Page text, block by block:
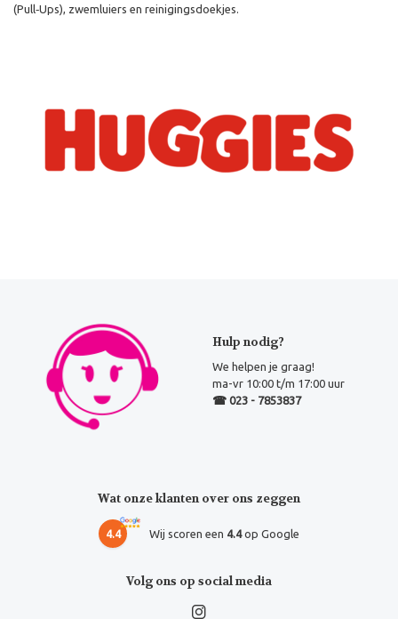
(Pull‑Ups), zwemluiers en reinigingsdoekjes.
Hulp nodig?
We helpen je graag!
ma-vr 10:00 t/m 17:00 uur
☎ 023 - 7853837
Wat onze klanten over ons zeggen
4.4 Wij scoren een 4.4op Google
Volg ons op social media